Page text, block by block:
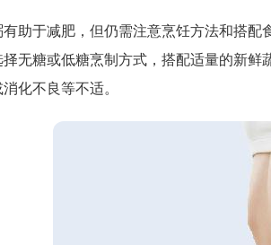
有助于减肥，但仍需注意烹饪方法和搭
无糖或低糖烹制方式，搭配适量的新
化不良等不适。